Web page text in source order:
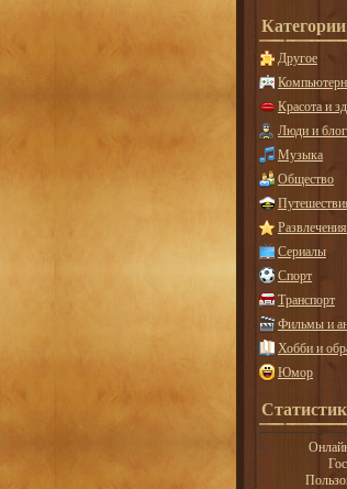
Категории
Другое
Красота и
Люди и
Музыка
Общество
Развлечения
Сериалы
Спорт
Транспорт
Фильмы и
Хобби и
Юмор